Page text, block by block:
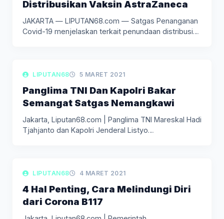
Distribusikan Vaksin AstraZaneca
JAKARTA — LIPUTAN68.com — Satgas Penanganan
Covid-19 menjelaskan terkait penundaan distribusi
LIPUTAN KEPOLISIAN
LIPUTAN68 5 MARET 2021
Panglima TNI Dan Kapolri Bakar
Semangat Satgas Nemangkawi
Jakarta, Liputan68.com | Panglima TNI Mareskal Hadi
Tjahjanto dan Kapolri Jenderal Listyo…
LIPUTAN KESEHATAN
LIPUTAN68 4 MARET 2021
4 Hal Penting, Cara Melindungi Diri
dari Corona B117